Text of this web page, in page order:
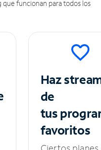
funcionan para todos los
Haz
de
tus
favoritos